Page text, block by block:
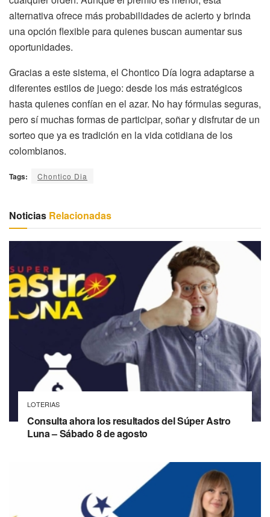
alternativa ofrece más probabilidades de acierto y brinda
una opción flexible para quienes buscan aumentar sus
oportunidades.
Gracias a este sistema, el Chontico Día logra adaptarse a
diferentes estilos de juego: desde los más estratégicos
hasta quienes confían en el azar. No hay fórmulas seguras,
pero sí muchas formas de participar, soñar y disfrutar de un
sorteo que ya es tradición en la vida cotidiana de los
colombianos.
Tags: Chontico Dia
Noticias Relacionadas
LOTERIAS
Consulta ahora los resultados del Súper Astro
Luna – Sábado 8 de agosto